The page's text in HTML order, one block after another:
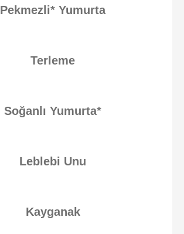
Pekmezli* Yumurta
Terleme
Soğanlı Yumurta*
Leblebi Unu
Kayganak